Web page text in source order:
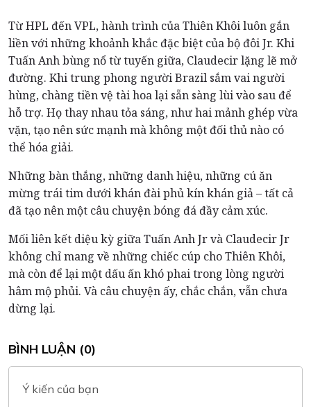
Từ HPL đến VPL, hành trình của Thiên Khôi luôn gắn
liền với những khoảnh khắc đặc biệt của bộ đôi Jr. Khi
Tuấn Anh bùng nổ từ tuyến giữa, Claudecir lặng lẽ mở
đường. Khi trung phong người Brazil sắm vai người
hùng, chàng tiền vệ tài hoa lại sẵn sàng lùi vào sau để
hỗ trợ. Họ thay nhau tỏa sáng, như hai mảnh ghép vừa
vặn, tạo nên sức mạnh mà không một đối thủ nào có
thể hóa giải.
Những bàn thắng, những danh hiệu, những cú ăn
mừng trái tim dưới khán đài phủ kín khán giả – tất cả
đã tạo nên một câu chuyện bóng đá đầy cảm xúc.
Mối liên kết diệu kỳ giữa Tuấn Anh Jr và Claudecir Jr
không chỉ mang về những chiếc cúp cho Thiên Khôi,
mà còn để lại một dấu ấn khó phai trong lòng người
hâm mộ phủi. Và câu chuyện ấy, chắc chắn, vẫn chưa
dừng lại.
BÌNH LUẬN (0)
Ý kiến của bạn